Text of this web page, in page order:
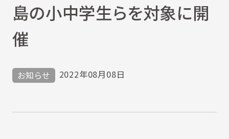
島の小中学生らを対象に開
催
お知らせ 2022年08月08日